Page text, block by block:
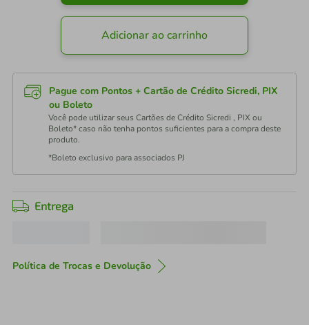
Adicionar ao carrinho
Pague com Pontos + Cartão de Crédito Sicredi, PIX
ou Boleto
Você pode utilizar seus Cartões de Crédito Sicredi , PIX ou
Boleto* caso não tenha pontos suficientes para a compra deste
produto.
*Boleto exclusivo para associados PJ
Entrega
Política de Trocas e Devolução